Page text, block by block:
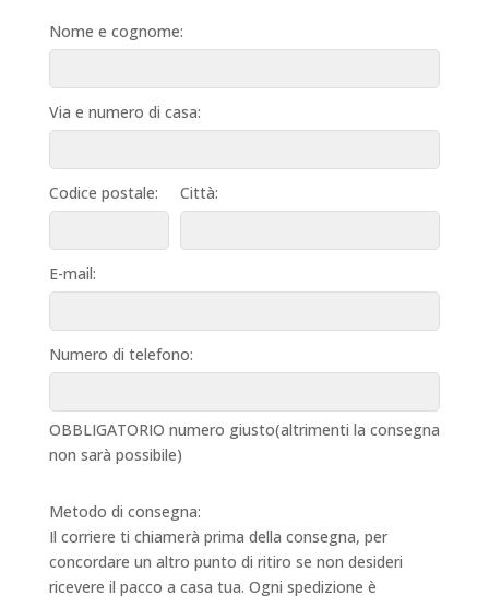
Nome e cognome:
Via e numero di casa:
Codice postale: Città:
E-mail:
Numero di telefono:
OBBLIGATORIO numero giusto(altrimenti la consegna
non sarà possibile)
Metodo di consegna:
Il corriere ti chiamerà prima della consegna, per
concordare un altro punto di ritiro se non desideri
ricevere il pacco a casa tua. Ogni spedizione è